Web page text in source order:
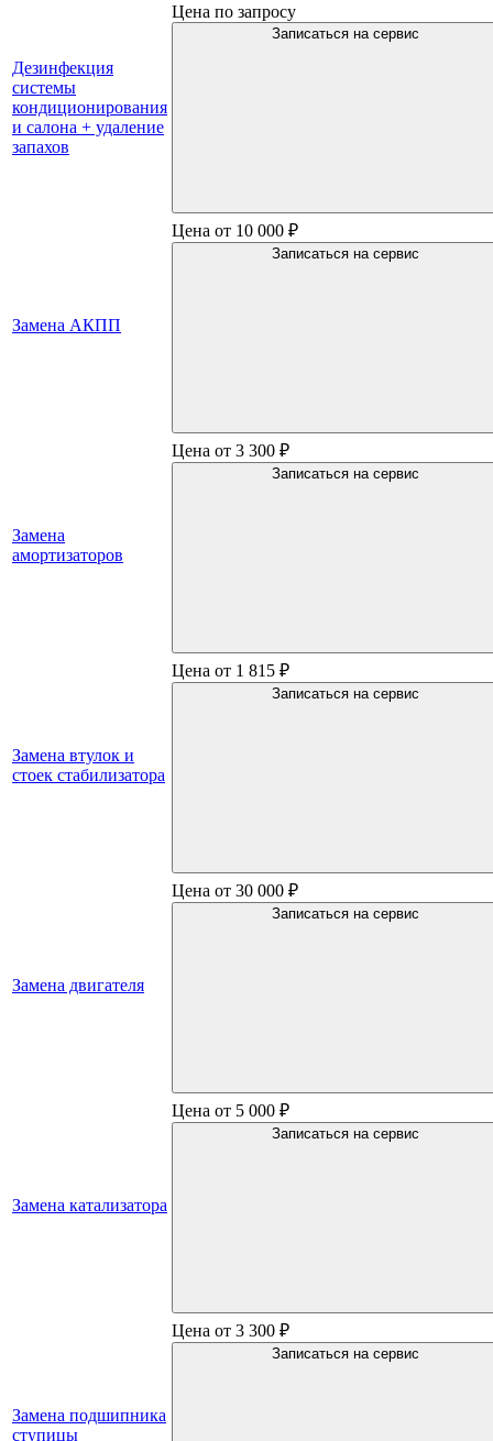
Дезинфекция
системы
кондиционирования
и салона + удаление
запахов
Цена по запросу
Записаться на сервис
Замена АКПП
Цена от 10 000 ₽
Записаться на сервис
Замена
амортизаторов
Цена от 3 300 ₽
Записаться на сервис
Замена втулок и
стоек стабилизатора
Цена от 1 815 ₽
Записаться на сервис
Замена двигателя
Цена от 30 000 ₽
Записаться на сервис
Замена катализатора
Цена от 5 000 ₽
Записаться на сервис
Замена подшипника
ступицы
Цена от 3 300 ₽
Записаться на сервис